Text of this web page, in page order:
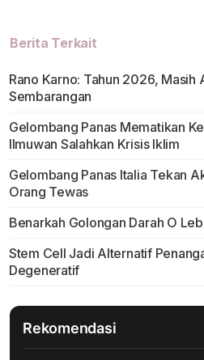
Berita Terkait
Rano Karno: Tahun 2026, Masih
Sembarangan
Gelombang Panas Mematikan
Ilmuwan Salahkan Krisis Iklim
Gelombang Panas Italia Tekan
Orang Tewas
Benarkah Golongan Darah O
Stem Cell Jadi Alternatif
Degeneratif
Rekomendasi